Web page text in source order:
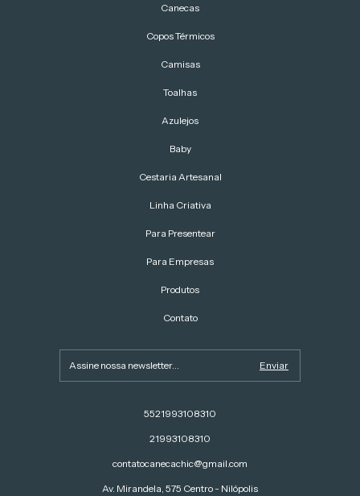
Canecas
Copos Térmicos
Camisas
Toalhas
Azulejos
Baby
Cestaria Artesanal
Linha Criativa
Para Presentear
Para Empresas
Produtos
Contato
5521993108310
21993108310
contatocanecachic@gmail.com
Av. Mirandela, 575 Centro - Nilópolis